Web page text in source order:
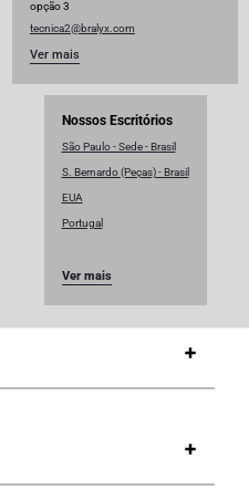
opção 3
tecnica2@bralyx.com
Ver mais
Nossos Escritórios
São Paulo - Sede - Brasil
S. Bernardo (Peças) - Brasil
EUA
Portugal
Ver mais